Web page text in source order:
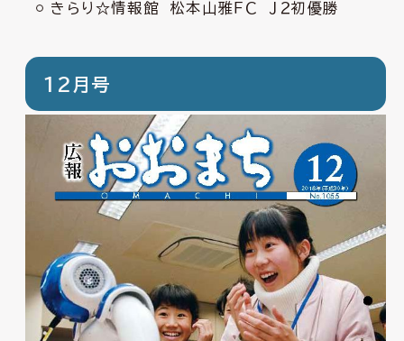
きらり☆情報館 松本山雅ＦＣ Ｊ２初優勝
12月号